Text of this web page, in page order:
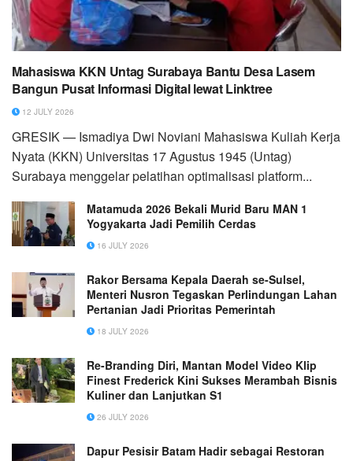
Mahasiswa KKN Untag Surabaya Bantu Desa Lasem
Bangun Pusat Informasi Digital lewat Linktree
12 JULY 2026
GRESIK — Ismadiya Dwi Noviani Mahasiswa Kuliah Kerja
Nyata (KKN) Universitas 17 Agustus 1945 (Untag)
Surabaya menggelar pelatihan optimalisasi platform...
Matamuda 2026 Bekali Murid Baru MAN 1
Yogyakarta Jadi Pemilih Cerdas
16 JULY 2026
Rakor Bersama Kepala Daerah se-Sulsel,
Menteri Nusron Tegaskan Perlindungan Lahan
Pertanian Jadi Prioritas Pemerintah
18 JULY 2026
Re-Branding Diri, Mantan Model Video Klip
Finest Frederick Kini Sukses Merambah Bisnis
Kuliner dan Lanjutkan S1
26 JULY 2026
Dapur Pesisir Batam Hadir sebagai Restoran